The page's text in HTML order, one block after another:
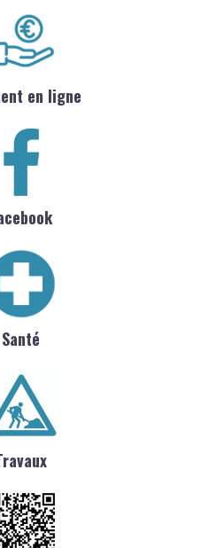
en ligne
Santé